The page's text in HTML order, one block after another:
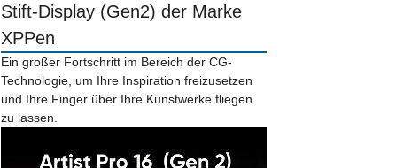
Stift-Display (Gen2) der Marke
XPPen
Ein großer Fortschritt im Bereich der CG-
Technologie, um Ihre Inspiration freizusetzen
und Ihre Finger über Ihre Kunstwerke fliegen
zu lassen.